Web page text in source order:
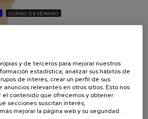
CURSO DE VERANO
duelo gestacional, perinatal
.
...
DESDE 22 €
Últimas
plazas
Gratuito
Fecha
pasada
Lista
de
espera
Plazo
de
matrícula
finalizado
y de terceros para mejorar nuestros
estadística, analizar sus hábitos de
de interés, crear un perfil de sus
anuncios relevantes en otros sitios. Esto nos
el contenido que ofrecemos y obtener
secciones suscitan interés,
mejorar la página web y su seguridad.